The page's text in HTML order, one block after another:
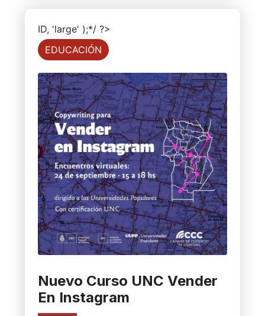
ID, 'large' );*/ ?>
EDUCACIÓN
Nuevo Curso UNC Vender
En Instagram